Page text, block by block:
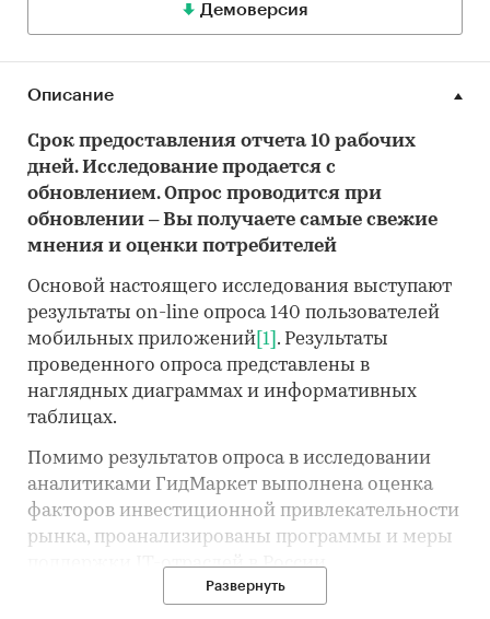
Демоверсия
Описание
Срок предоставления отчета 10 рабочих
дней. Исследование продается с
обновлением. Опрос проводится при
обновлении – Вы получаете самые свежие
мнения и оценки потребителей
Основой настоящего исследования выступают
результаты on-line опроса 140 пользователей
мобильных приложений [1] . Результаты
проведенного опроса представлены в
наглядных диаграммах и информативных
таблицах.
Помимо результатов опроса в исследовании
аналитиками ГидМаркет выполнена оценка
факторов инвестиционной привлекательности
рынка, проанализированы программы и меры
поддержки IT-отраслей в России,
потребительские тренды, проблемы и угрозы
Развернуть